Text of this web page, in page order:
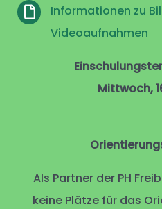
Informationen zu
Videoaufnahmen
Mittwoch,
Als Partner der PH
keine Plätze für das